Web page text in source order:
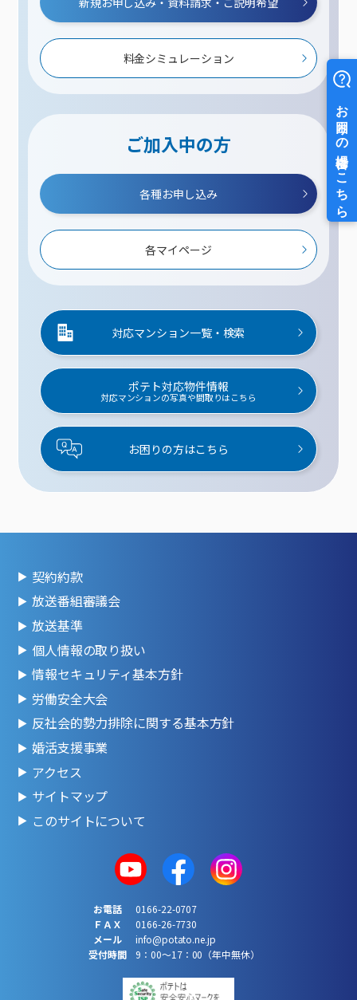
料金シミュレーション
ご加入中の方
各種お申し込み
各マイページ
対応マンション一覧・検索
ポテト対応物件情報
対応マンションの写真や間取りはこちら
お困りの方はこちら
契約約款
放送番組審議会
放送基準
個人情報の取り扱い
情報セキュリティ基本方針
労働安全大会
反社会的勢力排除に関する基本方針
婚活支援事業
アクセス
サイトマップ
このサイトについて
お電話
0166-22-0707
ＦＡＸ
0166-26-7730
メール
info@potato.ne.jp
受付時間
9：00～17：00（年中無休）